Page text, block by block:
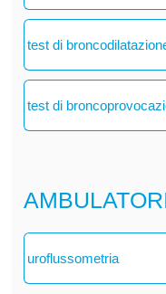
test di
test di
uroflussometria